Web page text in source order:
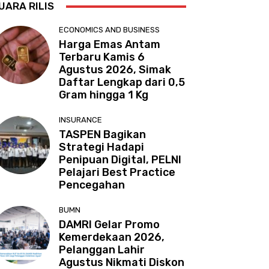
RILIS
ECONOMICS AND BUSINESS
Harga Emas Antam
Terbaru Kamis 6
Agustus 2026, Simak
Daftar Lengkap dari 0,5
Gram hingga 1 Kg
INSURANCE
TASPEN Bagikan
Strategi Hadapi
Penipuan Digital, PELNI
Pelajari Best Practice
Pencegahan
BUMN
DAMRI Gelar Promo
Kemerdekaan 2026,
Pelanggan Lahir
Agustus Nikmati Diskon